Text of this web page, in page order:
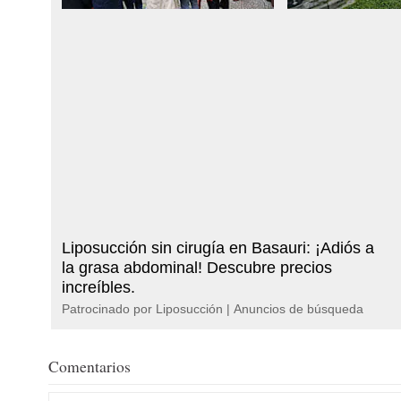
Liposucción sin cirugía en Basauri: ¡Adiós a
la grasa abdominal! Descubre precios
increíbles.
Patrocinado por Liposucción | Anuncios de búsqueda
Comentarios